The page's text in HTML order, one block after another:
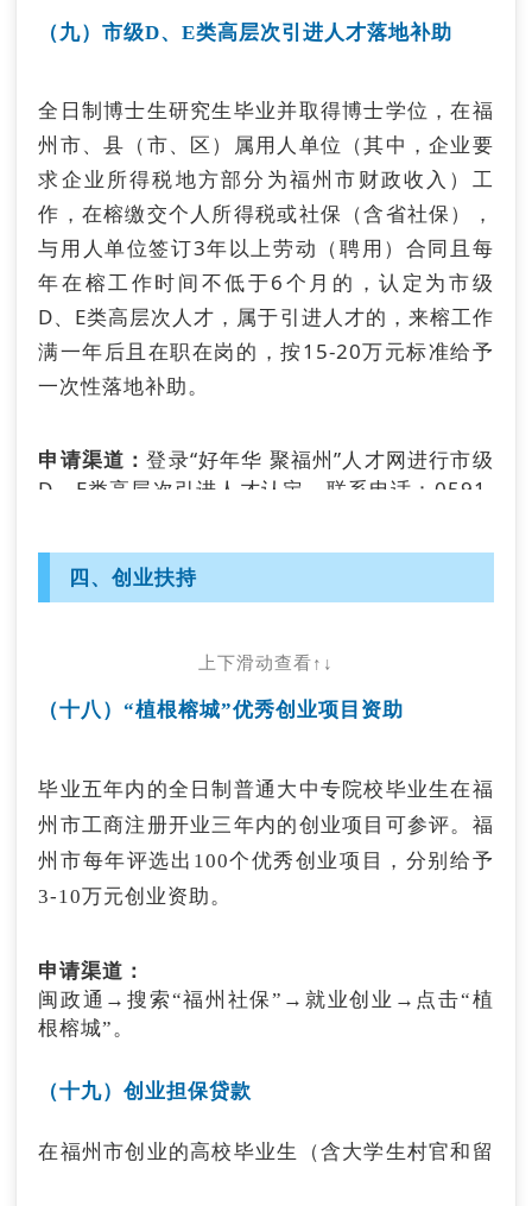
有意在福州就业创业并落户福州的非福州生源、
备，给予三个月内未就业每月880元生活补助。
毕业三年内未就业的国内“双一流”建设高校的工
学门类专业本科及以上学历的毕业生（硕士、博
士研究生不受院校及专业限制）可进入人才储
备，给予一年内未就业每月880元生活补助。
申请渠道：
网上申报：闽政通→搜索“福州社保”→就业创业
→储备人才生活补助。咨询电话：0591-
83354217。
（五）就业见习补助
不低于当地最低工资标准（现为1960元/月）
60%的就业见习补贴。其中：对吸纳离校未就业
庭、残疾高校毕业生参加就业见习的，给予不低
见习期满留用率达到50%以上的，对留用人员给
申请渠道：
向所属县（市、区）人社局申报，联系电话：
0591-83337727。
众号、APP申请办理。
到非公单位就业的应届高校毕业生直接持与用人
单位签订的就业协议书，即可到学校办理派遣手
续，无需由用人单位所在地的公共就业人才服务
机构签章。
咨询电话：0591-83354217。
（九）市级D、E类高层次引进人才落地补助
全日制博士生研究生毕业并取得博士学位，在福
州市、县（市、区）属用人单位（其中，企业要
求企业所得税地方部分为福州市财政收入）工
作，在榕缴交个人所得税或社保（含省社保），
与用人单位签订3年以上劳动（聘用）合同且每
年在榕工作时间不低于6个月的，认定为市级
D、E类高层次人才，属于引进人才的，来榕工作
满一年后且在职在岗的，按15-20万元标准给予
一次性落地补助。
申请渠道：登录“好年华 聚福州”人才网进行市级
D、E类高层次引进人才认定。联系电话：0591-
（十）万元生活补贴
保的非全日制研究生、技工院校预备技师班及以
上毕业生，毕业一年内在福州市范围内各类企业
稳定就业或自主创业，按规定缴纳城镇职工养老
标准发放一次性生活补助。
申请渠道：
闽政通→搜索“福州社保”→就业创业→一次性生
活补助。联系电话：0591-83354217。
（十一）“双一流”毕业生落地奖励
国内“双一流”建设高校、境外著名大学全日制硕
市企业（企业所得税地方部分为福州市财政收
入）签订三年以上劳动合同（硕士毕业生应于
2014年1月1日之后毕业、2016年1月1日之后
来榕；本科毕业生必须于2015年1月1日之后毕
四、创业扶持
上下滑动查看↑↓
（十八）“植根榕城”优秀创业项目资助
毕业五年内的全日制普通大中专院校毕业生在福
州市工商注册开业三年内的创业项目可参评。福
州市每年评选出100个优秀创业项目，分别给予
3-10万元创业资助。
申请渠道：
闽政通→搜索“福州社保”→就业创业→点击“植
根榕城”。
（十九）创业担保贷款
在福州市创业的高校毕业生（含大学生村官和留